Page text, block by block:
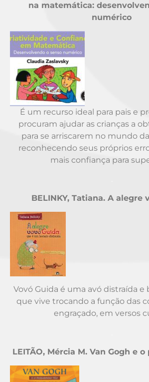
na matemática:
numérico
É um recurso ideal para pais e
procuram ajudar as crianças a
para se arriscarem no mundo
reconhecendo seus próprios
mais confiança para
BELINKY, Tatiana. A alegre
Vovó Guida é uma avó distraída
que vive trocando a função das
engraçado, em versos
LEITÃO, Mércia M. Van Gogh e